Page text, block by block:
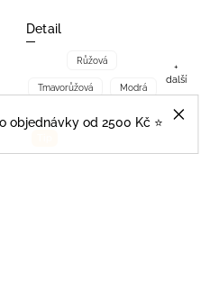
objednávky od 2500 Kč ⭐️
Detail
Růžová
Tmavorůžová Modrá
+
další